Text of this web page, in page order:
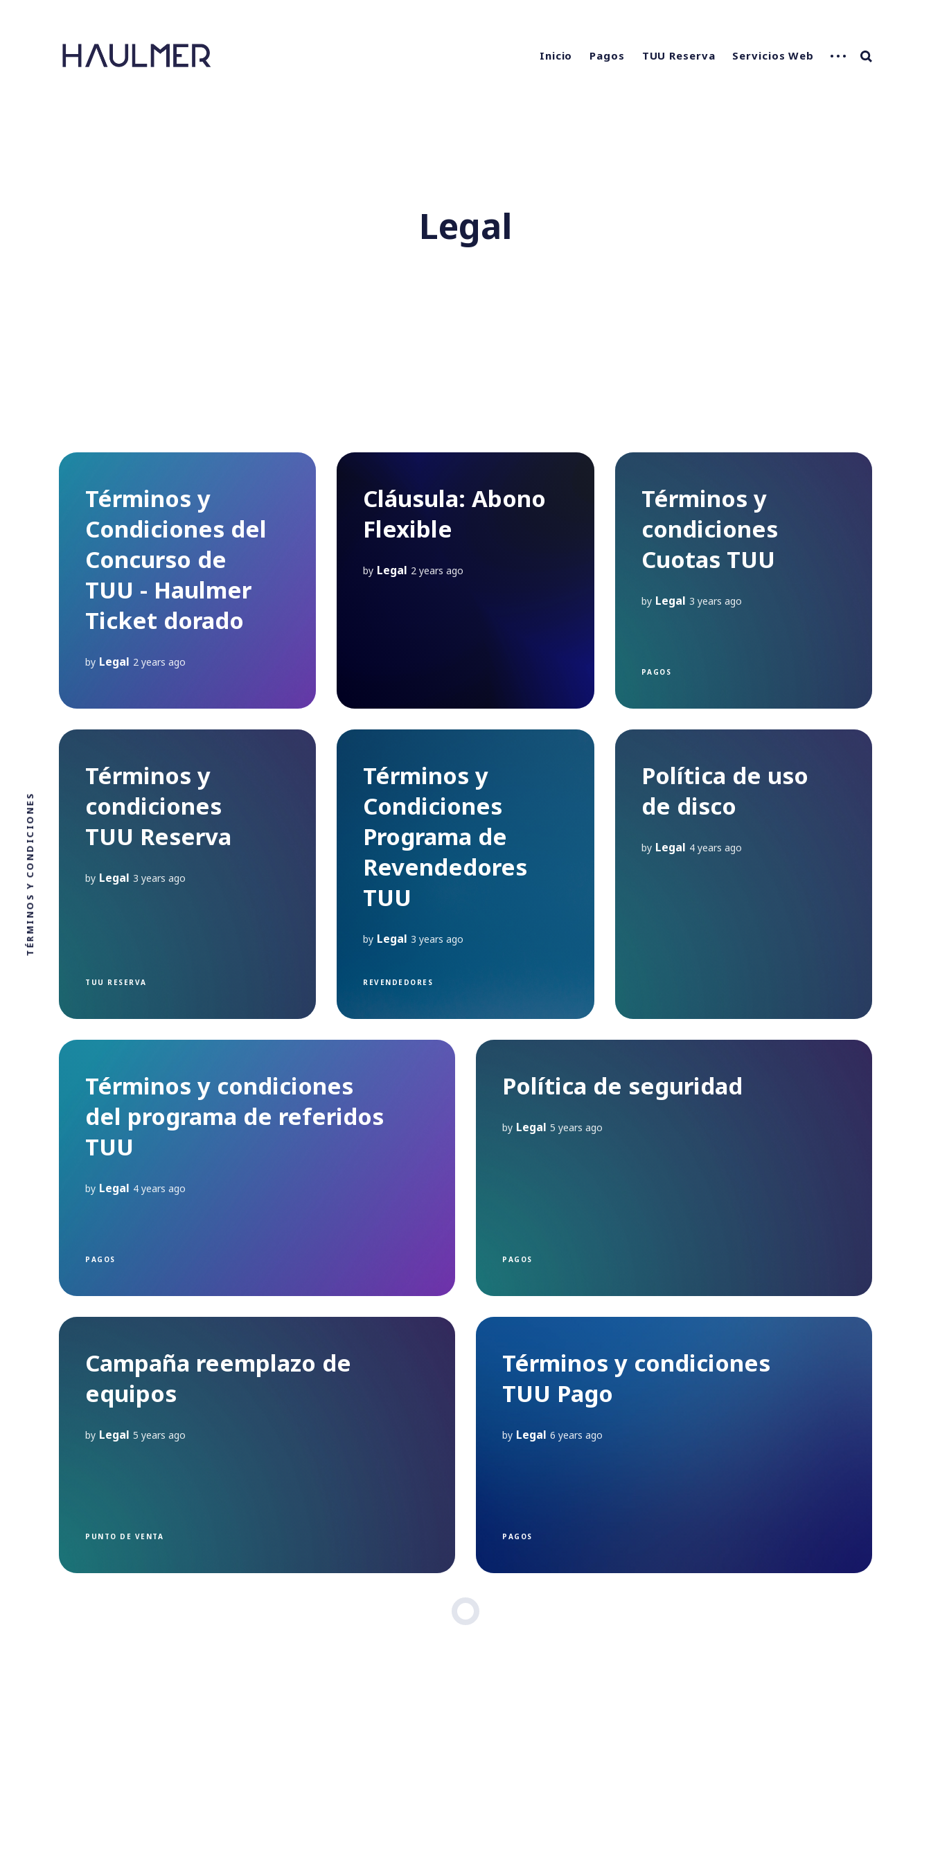
Inicio Pagos TUU Reserva Servicios Web
TÉRMINOS Y CONDICIONES
Legal
Términos y
Condiciones del
Concurso de
TUU - Haulmer
Ticket dorado
by Legal 2 years ago
Cláusula: Abono
Flexible
by Legal 2 years ago
Términos y
condiciones
Cuotas TUU
by Legal 3 years ago
PAGOS
Términos y
condiciones
TUU Reserva
by Legal 3 years ago
TUU RESERVA
Términos y
Condiciones
Programa de
Revendedores
TUU
by Legal 3 years ago
REVENDEDORES
Política de uso
de disco
by Legal 4 years ago
Términos y condiciones
del programa de referidos
TUU
by Legal 4 years ago
PAGOS
Política de seguridad
by Legal 5 years ago
PAGOS
Campaña reemplazo de
equipos
by Legal 5 years ago
PUNTO DE VENTA
Términos y condiciones
TUU Pago
by Legal 6 years ago
PAGOS